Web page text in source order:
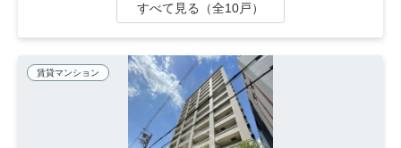
すべて見る（全10戸）
賃貸マンション